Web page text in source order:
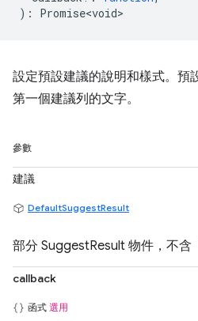
) : Promise<void>
設定預設建議的說明和樣式。預
第一個建議列的文字。
參數
建議
DefaultSuggestResult
部分 SuggestResult 物件，不含
callback
函式 選用